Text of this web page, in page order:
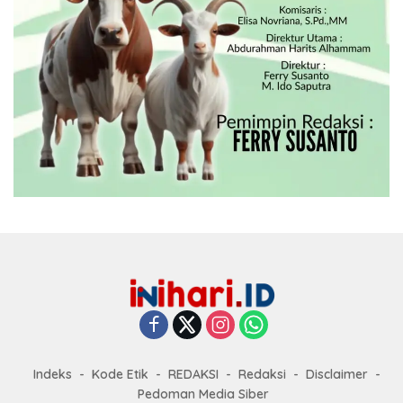
Indeks Kode Etik REDAKSI Redaksi
Disclaimer
Pedoman Media Siber